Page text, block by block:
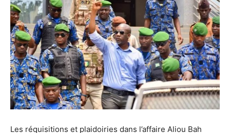
Les réquisitions et plaidoiries dans l’affaire Aliou Bah